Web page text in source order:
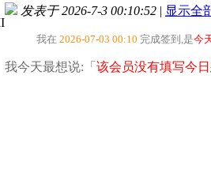
发表于 2026-7-3 00:10:52 | 显示全
我在 2026-07-03 00:10 完成签到,是今
我今天最想说:「 该会员没有填写今